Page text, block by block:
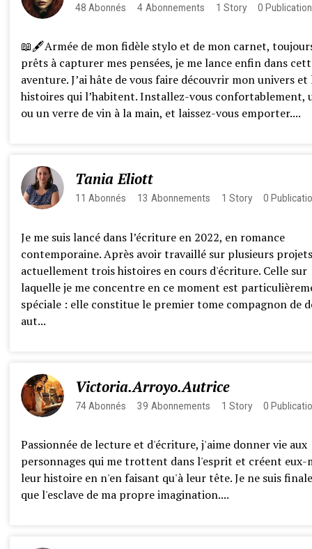
48 Abonnés 4 Abonnements 1 Story 0 Publication
📖🖋️Armée de mon fidèle stylo et de mon carnet,
prêts à capturer mes pensées, je me lance enfin dans
aventure. J’ai hâte de vous faire découvrir mon univers et
histoires qui l’habitent. Installez-vous confortablement,
ou un verre de vin à la main, et laissez-vous emporter....
Tania Eliott
11 Abonnés 13 Abonnements 1 Story 0
Je me suis lancé dans l’écriture en 2022, en romance
contemporaine. Après avoir travaillé sur plusieurs
actuellement trois histoires en cours d'écriture. Celle sur
laquelle je me concentre en ce moment est
spéciale : elle constitue le premier tome compagnon de
aut...
Victoria.Arroyo.Autrice
74 Abonnés 39 Abonnements 1 Story 0
Passionnée de lecture et d'écriture, j'aime donner vie aux
personnages qui me trottent dans l'esprit et créent eux-
leur histoire en n'en faisant qu'à leur tête. Je ne suis
que l'esclave de ma propre imagination....